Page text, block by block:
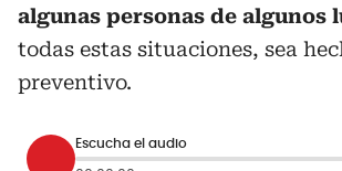
algunas personas de algunos
todas estas situaciones, sea
preventivo.
Escucha el audio